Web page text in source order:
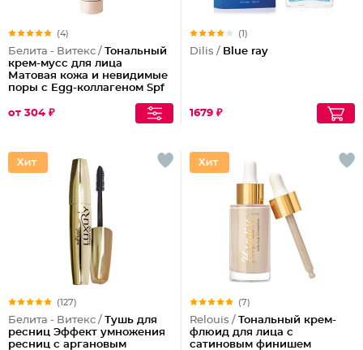
(4)
Белита - Витекс / Тональный
крем-мусс для лица
Матовая кожа и невидимые
поры с Egg-коллагеном Spf
от 304 ₽
(1)
Dilis / Blue ray
1679 ₽
(127)
Белита - Витекс / Тушь для
ресниц Эффект умножения
ресниц с аргановым
(7)
Relouis / Тональный крем-
флюид для лица c
сатиновым финишем